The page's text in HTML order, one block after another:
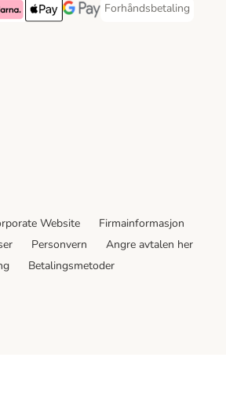
MethodMethod
Payment Method
Apple Pay Payment Method
Google Pay Payment Method
Forhåndsbetaling
Forhåndsbetaling
Website
Firmainformasjon
Personvern
Angre avtalen her
Betalingsmetoder